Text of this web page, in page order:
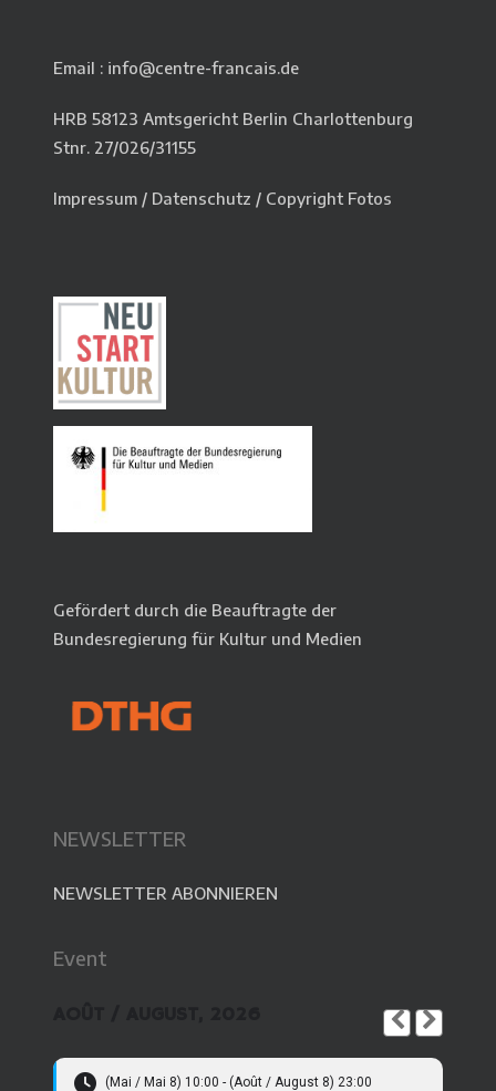
Email : info@centre-francais.de
HRB 58123 Amtsgericht Berlin Charlottenburg
Stnr. 27/026/31155
Impressum / Datenschutz / Copyright Fotos
Gefördert durch die Beauftragte der
Bundesregierung für Kultur und Medien
NEWSLETTER
NEWSLETTER ABONNIEREN
Event
(Mai / Mai 8) 10:00 - (Août / August 8) 23:00